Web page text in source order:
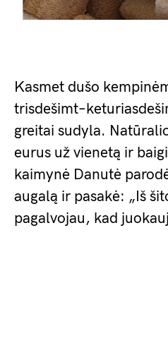
Kasmet dušo
greitai sudyla.
eurus už vienetą ir
kaimynė Danutė
augalą ir pasakė: „Iš
pagalvojau, kad